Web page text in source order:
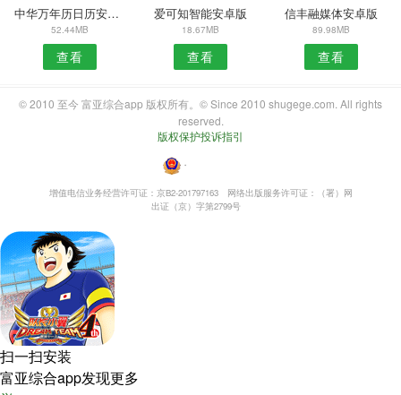
中华万年历日历安卓版
52.44MB
查看
爱可知智能安卓版
18.67MB
查看
信丰融媒体安卓版
89.98MB
查看
© 2010 至今 富亚综合app 版权所有。© Since 2010 shugege.com. All rights
reserved.
版权保护投诉指引
・
增值电信业务经营许可证：京B2-201797163
网络出版服务许可证：（署）网
出证（京）字第2799号
扫一扫安装
富亚综合app发现更多